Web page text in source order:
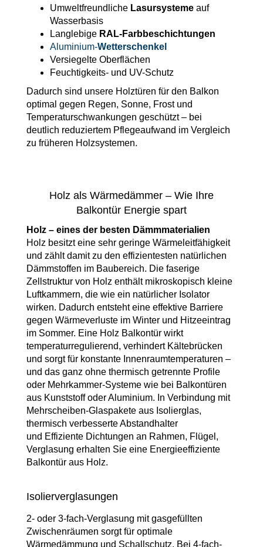
Umweltfreundliche Lasursysteme auf
Wasserbasis
Langlebige RAL-Farbbeschichtungen
Aluminium-Wetterschenkel
Versiegelte Oberflächen
Feuchtigkeits- und UV-Schutz
Dadurch sind unsere Holztüren für den Balkon
optimal gegen Regen, Sonne, Frost und
Temperaturschwankungen geschützt – bei
deutlich reduziertem Pflegeaufwand im Vergleich
zu früheren Holzsystemen.
Holz als Wärmedämmer – Wie Ihre
Balkontür Energie spart
Holz – eines der besten Dämmmaterialien
Holz besitzt eine sehr geringe Wärmeleitfähigkeit
und zählt damit zu den effizientesten natürlichen
Dämmstoffen im Baubereich. Die faserige
Zellstruktur von Holz enthält mikroskopisch kleine
Luftkammern, die wie ein natürlicher Isolator
wirken. Dadurch entsteht eine effektive Barriere
gegen Wärmeverluste im Winter und Hitzeeintrag
im Sommer. Eine Holz Balkontür wirkt
temperaturregulierend, verhindert Kältebrücken
und sorgt für konstante Innenraumtemperaturen –
und das ganz ohne thermisch getrennte Profile
oder Mehrkammer-Systeme wie bei Balkontüren
aus Kunststoff oder Aluminium. In Verbindung mit
Mehrscheiben-Glaspakete aus Isolierglas,
thermisch verbesserte Abstandhalter
und Effiziente Dichtungen an Rahmen, Flügel,
Verglasung erhalten Sie eine Energieeffiziente
Balkontür aus Holz.
Isolierverglasungen
2- oder 3-fach-Verglasung mit gasgefüllten
Zwischenräumen sorgt für optimale
Wärmedämmung und Schallschutz. Bei 4-fach-